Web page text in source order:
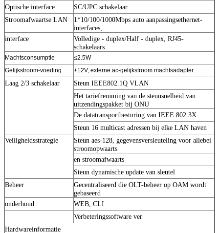
Optische interface
SC/UPC schakelaar
Stroomafwaartse LAN
1*10/100/1000Mbps auto aanpassingsethernet-
interfaces,
interface
Volledige - duplex/Half - duplex, RJ45-
schakelaars
Machtsconsumptie
≤2.5W
Gelijkstroom-voeding
+12V, externe ac-gelijkstroom machtsadapter
Laag 2/3 schakelaar
Steun IEEE802.1Q VLAN
Het tariefremming van de steunsnelheid van
uitzendingspakket bij ONU
De datatransportbesturing van IEEE 802.3X
Steun 16 multicast adressen bij elke LAN haven
Veiligheidsstrategie
Steun aes-128, gegevensversleuteling voor allebei
stroomopwaarts
en stroomafwaarts
Steun dynamische update van sleutel
Beheer
Gecentraliseerd die OLT-beheer op OAM wordt
gebaseerd
onderhoud
WEB, CLI
Verbeteringssoftware ver
Hardwareinformatie